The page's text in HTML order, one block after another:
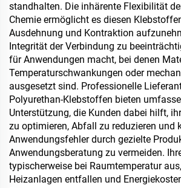
standhalten. Die inhärente Flexibilität
Chemie ermöglicht es diesen
Ausdehnung und Kontraktion
Integrität der Verbindung zu
für Anwendungen macht, bei denen
Temperaturschwankungen oder
ausgesetzt sind. Professionelle
Polyurethan-Klebstoffen bieten
Unterstützung, die Kunden dabei hilft,
zu optimieren, Abfall zu reduzieren und
Anwendungsfehler durch gezielte
Anwendungsberatung zu vermeiden.
typischerweise bei Raumtemperatur
Heizanlagen entfallen und